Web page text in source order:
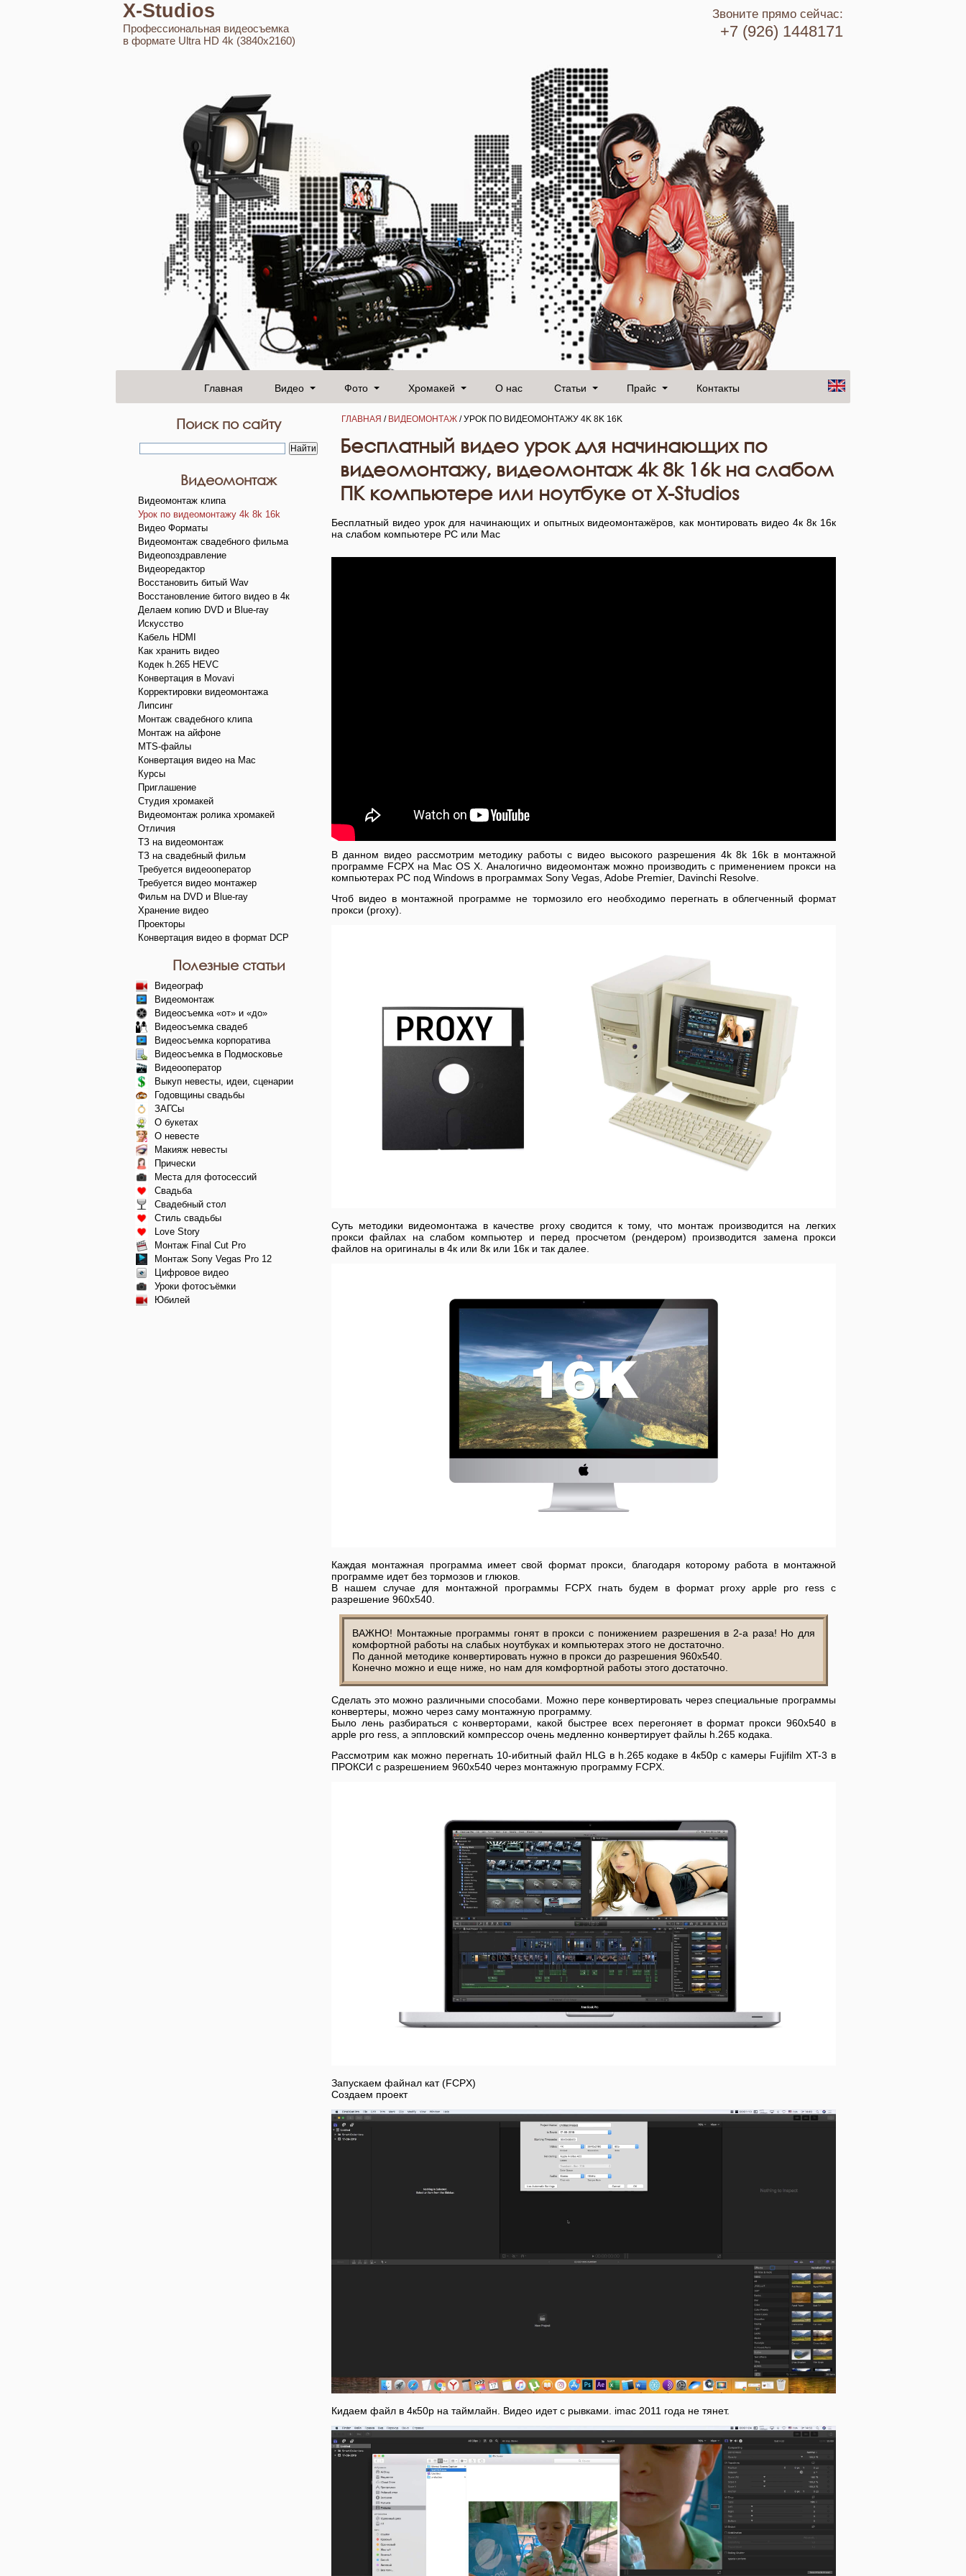
Звоните прямо сейчас:
X-Studios
+7 (926) 1448171
Профессиональная видеосъемка
в формате Ultra HD 4k (3840x2160)
Главная Видео Фото Хромакей О нас Статьи Прайс Контакты
ГЛАВНАЯ / ВИДЕОМОНТАЖ / УРОК ПО ВИДЕОМОНТАЖУ 4K 8K 16K
Бесплатный видео урок для начинающих по
видеомонтажу, видеомонтаж 4k 8k 16k на слабом
ПК компьютере или ноутбуке от X-Studios
Бесплатный видео урок для начинающих и опытных видеомонтажёров, как монтировать видео 4к 8к 16к
на слабом компьютере PC или Mac
В данном видео рассмотрим методику работы с видео высокого разрешения 4k 8k 16k в монтажной
программе FCPX на Mac OS X. Аналогично видеомонтаж можно производить с применением прокси на
компьютерах PC под Windows в программах Sony Vegas, Adobe Premier, Davinchi Resolve.
Чтоб видео в монтажной программе не тормозило его необходимо перегнать в облегченный формат
прокси (proxy).
Суть методики видеомонтажа в качестве proxy сводится к тому, что монтаж производится на легких
прокси файлах на слабом компьютер и перед просчетом (рендером) производится замена прокси
файлов на оригиналы в 4к или 8к или 16к и так далее.
Каждая монтажная программа имеет свой формат прокси, благодаря которому работа в монтажной
программе идет без тормозов и глюков.
В нашем случае для монтажной программы FCPX гнать будем в формат proxy apple pro ress с
разрешение 960х540.
ВАЖНО! Монтажные программы гонят в прокси с понижением разрешения в 2-а раза! Но для
комфортной работы на слабых ноутбуках и компьютерах этого не достаточно.
По данной методике конвертировать нужно в прокси до разрешения 960х540.
Конечно можно и еще ниже, но нам для комфортной работы этого достаточно.
Сделать это можно различными способами. Можно пере конвертировать через специальные программы
конвертеры, можно через саму монтажную программу.
Было лень разбираться с конверторами, какой быстрее всех перегоняет в формат прокси 960х540 в
apple pro ress, а эппловский компрессор очень медленно конвертирует файлы h.265 кодака.
Рассмотрим как можно перегнать 10-ибитный файл HLG в h.265 кодаке в 4к50р с камеры Fujifilm XT-3 в
ПРОКСИ с разрешением 960х540 через монтажную программу FCPX.
Запускаем файнал кат (FCPX)
Создаем проект
Кидаем файл в 4к50р на таймлайн. Видео идет с рывками. imac 2011 года не тянет.
Поиск по сайту
Видеомонтаж
Видеомонтаж клипа
Урок по видеомонтажу 4k 8k 16k
Видео Форматы
Видеомонтаж свадебного фильма
Видеопоздравление
Видеоредактор
Восстановить битый Wav
Восстановление битого видео в 4к
Делаем копию DVD и Blue-ray
Искусство
Кабель HDMI
Как хранить видео
Кодек h.265 HEVC
Конвертация в Movavi
Корректировки видеомонтажа
Липсинг
Монтаж свадебного клипа
Монтаж на айфоне
MTS-файлы
Конвертация видео на Mac
Курсы
Приглашение
Студия хромакей
Видеомонтаж ролика хромакей
Отличия
ТЗ на видеомонтаж
ТЗ на свадебный фильм
Требуется видеооператор
Требуется видео монтажер
Фильм на DVD и Blue-ray
Хранение видео
Проекторы
Конвертация видео в формат DCP
Полезные статьи
Видеограф
Видеомонтаж
Видеосъемка «от» и «до»
Видеосъемка свадеб
Видеосъемка корпоратива
Видеосъемка в Подмосковье
Видеооператор
Выкуп невесты, идеи, сценарии
Годовщины свадьбы
ЗАГСы
О букетах
О невесте
Макияж невесты
Прически
Места для фотосессий
Свадьба
Свадебный стол
Стиль свадьбы
Love Story
Монтаж Final Cut Pro
Монтаж Sony Vegas Pro 12
Цифровое видео
Уроки фотосъёмки
Юбилей